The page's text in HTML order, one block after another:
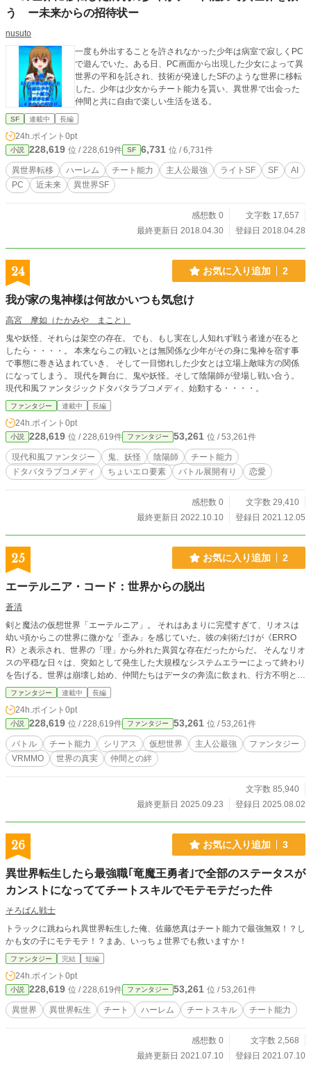
う ー未来からの招待状ー
nusuto
一度も外出することを許されなかった少年は病室で寂しくPC
で遊んでいた。ある日、PC画面から出現した少女によって異
世界の平和を託され、技術が発達したSFのような世界に移転
した。少年は少女からチート能力を貰い、異世界で出会った
仲間と共に自由で楽しい生活を送る。
SF 連載中 長編
24h.ポイント 0pt
小説 228,619 位 / 228,619件 SF 6,731 位 / 6,731件
異世界転移 ハーレム チート能力 主人公最強 ライトSF SF
AI
PC
近未来 異世界SF
感想数 0
文字数 17,657
最終更新日 2018.04.30
登録日 2018.04.28
24 お気に入り追加 2
我が家の鬼神様は何故かいつも気怠け
高宮 摩如（たかみや まこと）
鬼や妖怪、それらは架空の存在。 でも、もし実在し人知れず戦う者達が在ると
したら・・・・。 本来ならこの戦いとは無関係な少年がその身に鬼神を宿す事
で事態に巻き込まれていき、 そして一目惚れした少女とは立場上敵味方の関係
になってしまう。 現代を舞台に、鬼や妖怪。そして陰陽師が登場し戦い合う。
現代和風ファンタジックドタバタラブコメディ、始動する・・・・。
ファンタジー 連載中 長編
24h.ポイント 0pt
小説 228,619 位 / 228,619件 ファンタジー 53,261 位 / 53,261件
現代和風ファンタジー 鬼、妖怪 陰陽師
チート能力
ドタバタラブコメディ
ちょいエロ要素 バトル展開有り 恋愛
感想数 0
文字数 29,410
最終更新日 2022.10.10
登録日 2021.12.05
25 お気に入り追加 2
エーテルニア・コード：世界からの脱出
蒼清
剣と魔法の仮想世界「エーテルニア」。 それはあまりに完璧すぎて、リオスは
幼い頃からこの世界に微かな「歪み」を感じていた。彼の剣術だけが《ERRO
R》と表示され、世界の「理」から外れた異質な存在だったからだ。 そんなリオ
スの平穏な日々は、突如として発生した大規模なシステムエラーによって終わり
を告げる。世界は崩壊し始め、仲間たちはデータの奔流に飲まれ、行方不明とな
る。一人だけ生き残ったリオスの前に現れたのは、世界の「観測者」を名乗る謎
の少女だった。 この世界は、システムの崩壊によって現実との境界が曖昧にな
り、もはや誰もログアウトできない「閉じ込められた世界」と化していたのだ。
絶望の淵に突き落とされたリオスは、仲間たちとの再会を胸に、世界の歪みを正
し、閉ざされた仮想世界からの脱出を目指す。 これは、世界の終焉と真実に立
ち向かう、孤独な英雄の物語。彼が目指す希望の光の先に待ち受けるのは、仲間
との「絆」か、それとも世界の終わりか──。
ファンタジー 連載中 長編
24h.ポイント 0pt
小説 228,619 位 / 228,619件 ファンタジー 53,261 位 / 53,261件
バトル チート能力 シリアス 仮想世界 主人公最強
ファンタジー
VRMMO
世界の真実 仲間との絆
文字数 85,940
最終更新日 2025.09.23
登録日 2025.08.02
26 お気に入り追加 3
異世界転生したら最強職｢竜魔王勇者｣で全部のステータスが
カンストになっててチートスキルでモテモテだった件
そろばん戦士
トラックに跳ねられ異世界転生した俺、佐藤悠真はチート能力で最強無双！？し
かも女の子にモテモテ！？まあ、いっちょ世界でも救いますか！
ファンタジー 完結 短編
24h.ポイント 0pt
小説 228,619 位 / 228,619件 ファンタジー 53,261 位 / 53,261件
異世界 異世界転生 チート ハーレム チートスキル チート能力
感想数 0
文字数 2,568
最終更新日 2021.07.10
登録日 2021.07.10